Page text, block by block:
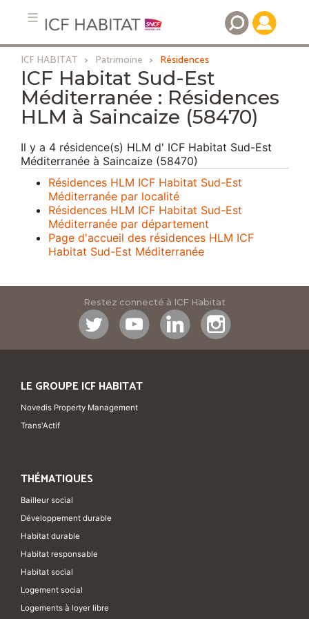
Aller
contenu
principal
ICF HABITAT Patrimoine Résidences
ICF Habitat Sud-Est
Méditerranée : Résidences
HLM à Saincaize (58470)
Il y a 4 résidence(s) HLM d' ICF Habitat Sud-Est
Méditerranée à Saincaize (58470)
Résidences HLM ICF Habitat Sud-Est
Méditerranée par localité
Résidences HLM ICF Habitat Sud-Est
Méditerranée par département
Page d'accueil des résidences HLM ICF
Habitat Sud-Est Méditerranée
Restez connecté à ICF Habitat
LE GROUPE ICF HABITAT
Novedis Property Management
Trans'Actif
THÉMATIQUES
Bailleur social
Développement durable
Habitat durable
Habitat responsable
Habitat social
Logement social
Logements à loyer libre